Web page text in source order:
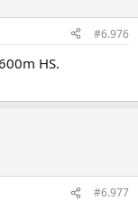
#6.976
HS.
#6.977